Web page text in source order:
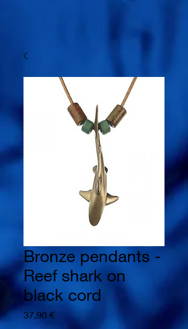
Bronze pendants -
Reef shark on
black cord
37,90 €Prix